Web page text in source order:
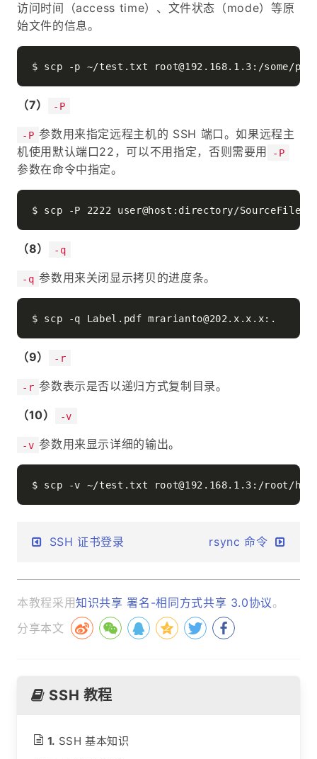
访问时间（access time）、文件状态（mode）等原
始文件的信息。
（7） -P
-P 参数用来指定远程主机的 SSH 端口。如果远程主
机使用默认端口22，可以不用指定，否则需要用
-P
参数在命令中指定。
（8） -q
-q 参数用来关闭显示拷贝的进度条。
（9） -r
-r 参数表示是否以递归方式复制目录。
（10） -v
-v 参数用来显示详细的输出。
SSH 证书登录 rsync 命令
本教程采用知识共享 署名-相同方式共享 3.0协议。
分享本文
SSH 教程
SSH 基本知识